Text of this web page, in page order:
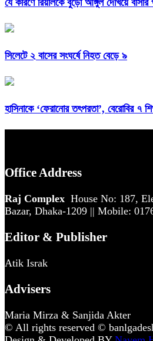
যে কারণে রিয়ালকে বুড়ো আঙ্গুল দেখিয়ে বার্সার
সিলেটে ২ বাসের সংঘর্ষে নিহত বেড়ে ৯
হাসিনাকে ‘ফেরানোর তৎপরতা’, বেরোবির ৭
Office Address
Raj Complex House No: 187,
Bazar, Dhaka-1209 || Mobile:
Editor & Publisher
Atik Israk
Advisers
Maria Mirza & Sanjida Akter
© All rights reserved ©